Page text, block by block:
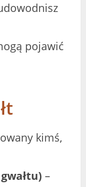
pojawić
kimś,
gwałtu)–